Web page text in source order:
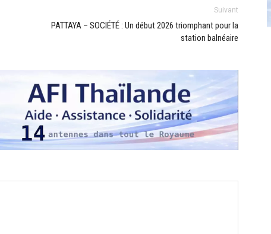
Suivant
PATTAYA – SOCIÉTÉ : Un début 2026 triomphant pour la
station balnéaire